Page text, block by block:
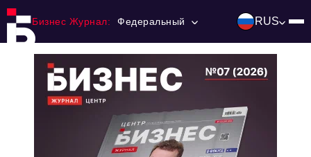
Бизнес Журнал: Федеральный RUS